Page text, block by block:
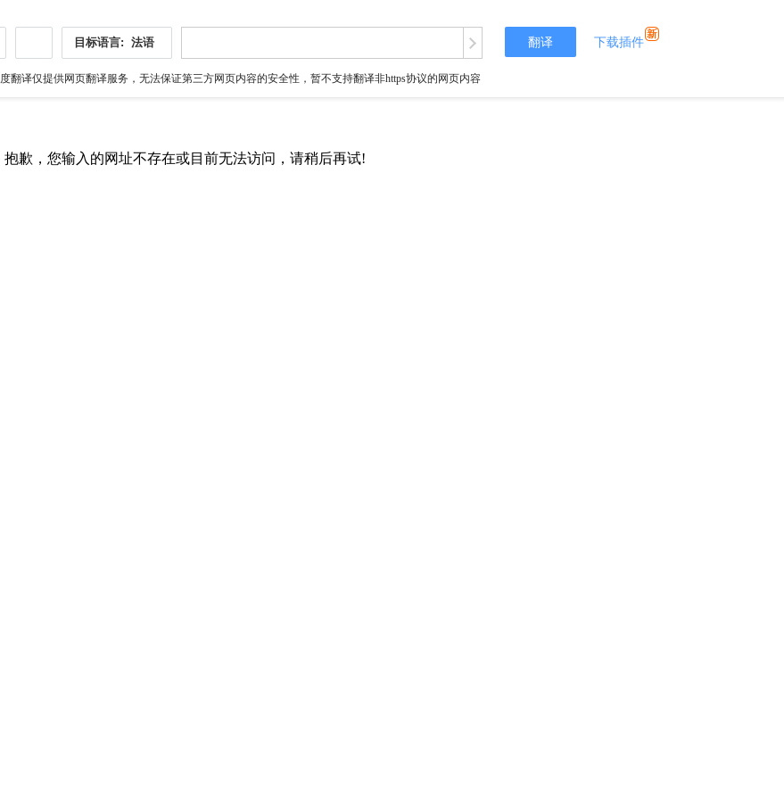
目标语言: 法语 翻译 下载插件
翻译仅提供网页翻译服务，无法保证第三方网页内容的安全性，暂不支持翻译非https协议的网页内容